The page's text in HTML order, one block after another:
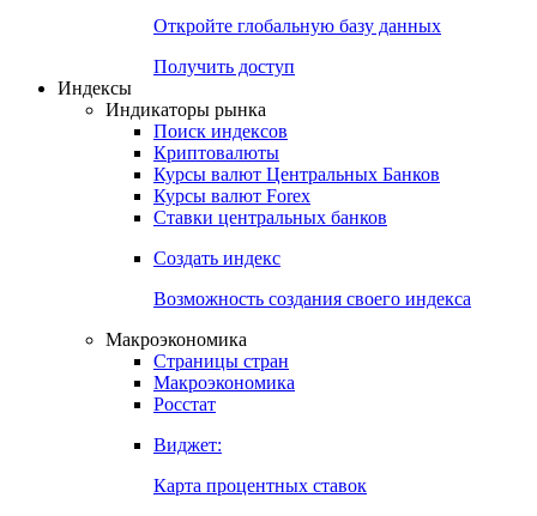
Откройте глобальную базу данных
Получить доступ
Индексы
Индикаторы рынка
Поиск индексов
Криптовалюты
Курсы валют Центральных Банков
Курсы валют Forex
Ставки центральных банков
Создать индекс
Возможность создания своего индекса
Макроэкономика
Страницы стран
Макроэкономика
Росстат
Виджет:
Карта процентных ставок